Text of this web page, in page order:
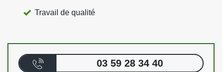
Travail de qualité
03 59 28 34 40